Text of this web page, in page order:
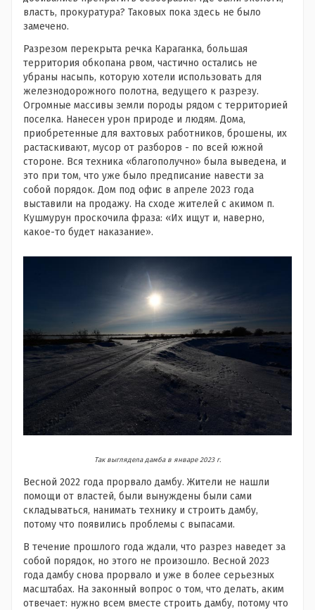
власть, прокуратура? Таковых пока здесь не было
замечено.
Разрезом перекрыта речка Караганка, большая
территория обкопана рвом, частично остались не
убраны насыпь, которую хотели использовать для
железнодорожного полотна, ведущего к разрезу.
Огромные массивы земли породы рядом с территорией
поселка. Нанесен урон природе и людям. Дома,
приобретенные для вахтовых работников, брошены, их
растаскивают, мусор от разборов - по всей южной
стороне. Вся техника «благополучно» была выведена, и
это при том, что уже было предписание навести за
собой порядок. Дом под офис в апреле 2023 года
выставили на продажу. На сходе жителей с акимом п.
Кушмурун проскочила фраза: «Их ищут и, наверно,
какое-то будет наказание».
Так выглядела дамба в январе 2023 г.
Весной 2022 года прорвало дамбу. Жители не нашли
помощи от властей, были вынуждены были сами
складываться, нанимать технику и строить дамбу,
потому что появились проблемы с выпасами.
В течение прошлого года ждали, что разрез наведет за
собой порядок, но этого не произошло. Весной 2023
года дамбу снова прорвало и уже в более серьезных
масштабах. На законный вопрос о том, что делать, аким
отвечает: нужно всем вместе строить дамбу, потому что